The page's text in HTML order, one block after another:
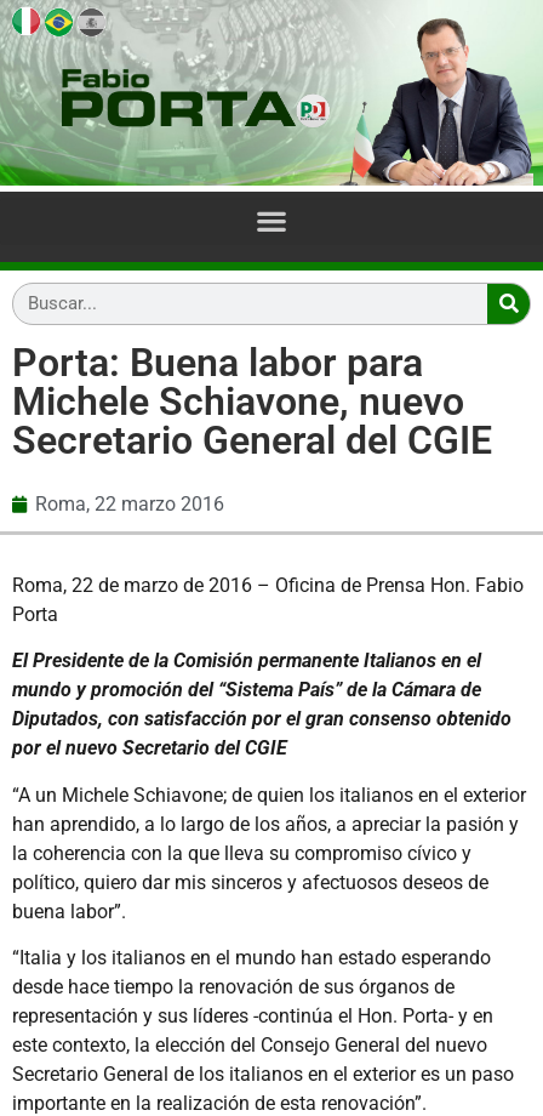
Porta: Buena labor para
Michele Schiavone, nuevo
Secretario General del CGIE
Roma, 22 marzo 2016
Roma, 22 de marzo de 2016 – Oficina de Prensa Hon. Fabio
Porta
El Presidente de la Comisión permanente Italianos en el
mundo y promoción del “Sistema País” de la Cámara de
Diputados, con satisfacción por el gran consenso obtenido
por el nuevo Secretario del CGIE
“A un Michele Schiavone; de quien los italianos en el exterior
han aprendido, a lo largo de los años, a apreciar la pasión y
la coherencia con la que lleva su compromiso cívico y
político, quiero dar mis sinceros y afectuosos deseos de
buena labor”.
“Italia y los italianos en el mundo han estado esperando
desde hace tiempo la renovación de sus órganos de
representación y sus líderes -continúa el Hon. Porta- y en
este contexto, la elección del Consejo General del nuevo
Secretario General de los italianos en el exterior es un paso
importante en la realización de esta renovación”.